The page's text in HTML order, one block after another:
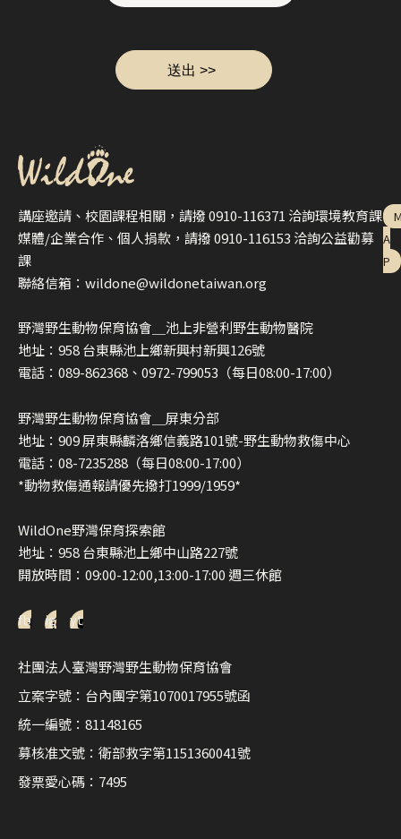
講座邀請、校園課程相關，請撥 0910-116371 洽詢環境教育課
媒體/企業合作、個人捐款，請撥 0910-116153 洽詢公益勸募
課
聯絡信箱：wildone@wildonetaiwan.org
野灣野生動物保育協會＿池上非營利野生動物醫院
地址：958 台東縣池上鄉新興村新興126號
電話：089-862368、0972-799053（每日08:00-17:00）
野灣野生動物保育協會＿屏東分部
地址：909 屏東縣麟洛鄉信義路101號-野生動物救傷中心
電話：08-7235288（每日08:00-17:00）
*動物救傷通報請優先撥打1999/1959*
WildOne野灣保育探索館
地址：958 台東縣池上鄉中山路227號
開放時間：09:00-12:00,13:00-17:00 週三休館
A
P
fb ig yt
社團法人臺灣野灣野生動物保育協會
立案字號：台內團字第1070017955號函
統一編號：81148165
募核准文號：衛部救字第1151360041號
發票愛心碼：7495